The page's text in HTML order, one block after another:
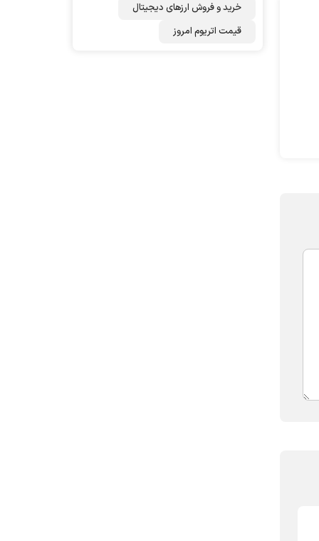
خرید و فروش ارزهای دیجیتال
قیمت اتریوم امروز